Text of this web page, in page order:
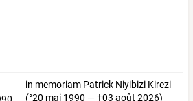
in memoriam Patrick Niyibizi Kirezi
(°20 mai 1990 — †03 août 2026)